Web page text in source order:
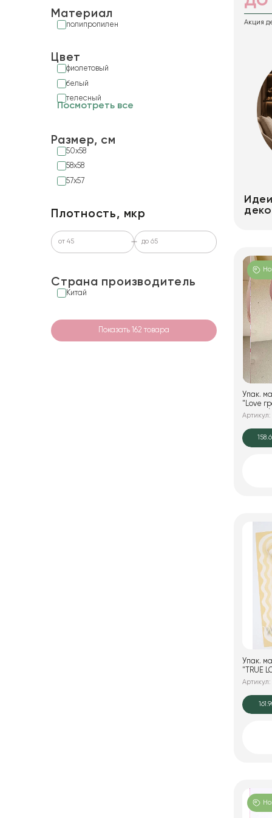
Плёнка "Серебристый кант" 58 см * 58 см9
Плёнка "смайлики" 58 см * 58 см
Плёнка с золотой каймой 58 см * 58 см
Материал
полипропилен
Цвет
фиолетовый
белый
телесный
Посмотреть все
Размер, см
50x58
58x58
57x57
Плотность, мкр
Страна производитель
Китай
Показать 162 товара
Акция
Упак.
"Love
листов/
Артикул:
Упак.
"TRUE
Артикул: